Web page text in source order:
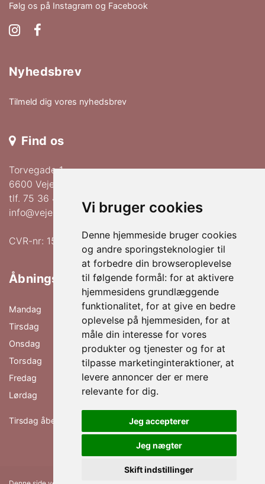
Vi bruger cookies
Denne hjemmeside bruger cookies
og andre sporingsteknologier til
at forbedre din browseroplevelse
til følgende formål: for at aktivere
hjemmesidens grundlæggende
funktionalitet, for at give en bedre
oplevelse på hjemmesiden, for at
måle din interesse for vores
produkter og tjenester og for at
tilpasse marketinginteraktioner, at
levere annoncer der er mere
relevante for dig.
Jeg accepterer
Jeg nægter
Skift indstillinger
Følg os på Instagram og Facebook
Nyhedsbrev
Tilmeld dig vores nyhedsbrev
Find os
Torvegade 1
6600 Vejen
tlf. 75 36 41 00
info@vejenhudpleje.dk
CVR-nr: 15552174
Åbningstider
Mandag
09.00 - 17.00
Tirsdag
09.00 - 17.00
Onsdag
09.00 - 17.00
Torsdag
09.00 - 17.00
Fredag
09.00 - 17.00
Lørdag
09.00 - 13.00
Tirsdag åben til 19.00 efter aftale.